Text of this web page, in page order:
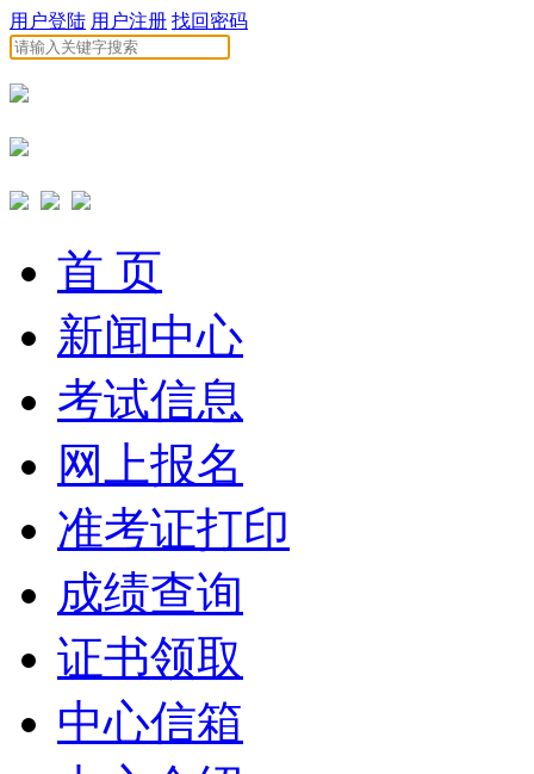
用户登陆 用户注册 找回密码
首 页
新闻中心
考试信息
网上报名
准考证打印
成绩查询
证书领取
中心信箱